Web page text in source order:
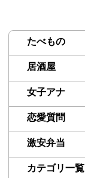
たべもの
居酒屋
女子アナ
恋愛質問
激安弁当
カテゴリ一覧